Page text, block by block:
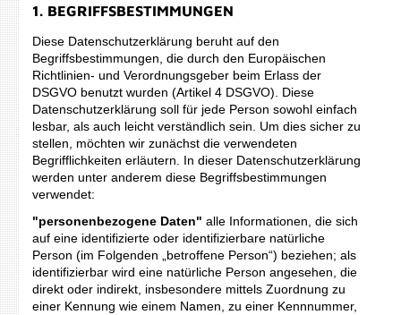
1. BEGRIFFSBESTIMMUNGEN
Diese Datenschutzerklärung beruht auf den
Begriffsbestimmungen, die durch den Europäischen
Richtlinien- und Verordnungsgeber beim Erlass der
DSGVO benutzt wurden (Artikel 4 DSGVO). Diese
Datenschutzerklärung soll für jede Person sowohl einfach
lesbar, als auch leicht verständlich sein. Um dies sicher zu
stellen, möchten wir zunächst die verwendeten
Begrifflichkeiten erläutern. In dieser Datenschutzerklärung
werden unter anderem diese Begriffsbestimmungen
verwendet:
"personenbezogene Daten" alle Informationen, die sich
auf eine identifizierte oder identifizierbare natürliche
Person (im Folgenden „betroffene Person“) beziehen; als
identifizierbar wird eine natürliche Person angesehen, die
direkt oder indirekt, insbesondere mittels Zuordnung zu
einer Kennung wie einem Namen, zu einer Kennnummer,